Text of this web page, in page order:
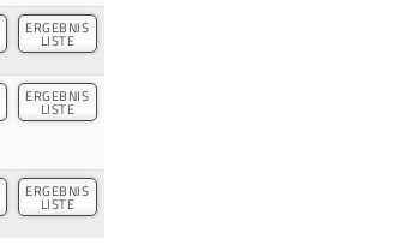
ERGEBNIS
LISTE
ERGEBNIS
LISTE
ERGEBNIS
LISTE